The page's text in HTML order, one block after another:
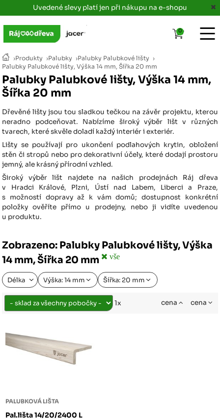
Uvedené slevy platí jen při nákupu na e-shopu
›Produkty ›Palubky ›Palubky Palubkové lišty ›
Palubky Palubkové lišty, Výška 14 mm, Šířka 20 mm
Palubky Palubkové lišty, Výška 14 mm,
Šířka 20 mm
Dřevěné lišty jsou tou sladkou tečkou na závěr projektu, kterou
neradno podceňovat. Nabízíme široký výběr lišt v různých
tvarech, které skvěle doladí každý interiér i exteriér.
Lišty se používají pro ukončení podlahových krytin, obložení
stěn či stropů nebo pro dekorativní účely, které dodají prostoru
jemný, ale krásný přírodní vzhled.
Široký výběr lišt najdete na našich prodejnách Ráj dřeva
v Hradci Králové, Plzni, Ústí nad Labem, Liberci a Praze,
s možností dopravy až k vám domů; dostupnost konkrétní
položky ověříte přímo u prodejny, nebo ji vidíte uvedenou
u produktu.
Zobrazeno: Palubky Palubkové lišty, Výška
14 mm, Šířka 20 mm
vše
Délka Výška: 14 mm Šířka: 20 mm
1x cena cena
PALUBKOVÁ LIŠTA
Pal.lišta 14/20/2400 L
0